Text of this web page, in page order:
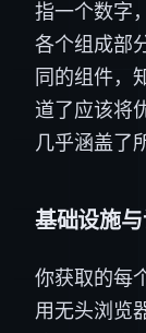
指一个数字
各个组成部
同的组件，
道了应该将
几乎涵盖了
基础设施
你获取的每
用无头浏览